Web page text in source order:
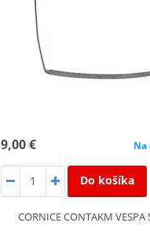
9,00 € Na
Do košíka
CORNICE CONTAKM VESPA